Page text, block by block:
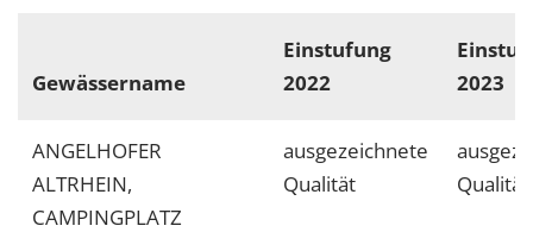
Gewässername
Einstufung
2022
2023
ANGELHOFER
ALTRHEIN,
CAMPINGPLATZ
ausgezeichnete
Qualität
Qualität